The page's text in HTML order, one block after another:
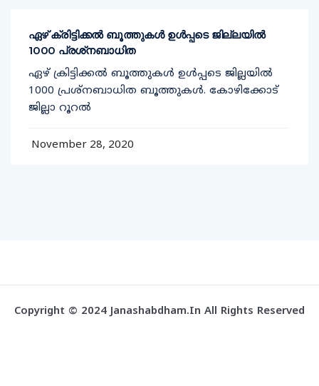
ഏഴ് ക്രിട്ടിക്കല്‍ ബൂത്തുകള്‍ ഉള്‍പ്പടെ ജില്ലയില്‍
1000 പ്രശ്‌നബാധിത
ഏഴ് ക്രിട്ടിക്കല്‍ ബൂത്തുകള്‍ ഉള്‍പ്പടെ ജില്ലയില്‍
1000 പ്രശ്‌നബാധിത ബൂത്തുകള്‍. കോഴിക്കോട്
ജില്ലാ റൂറല്‍
November 28, 2020
Copyright © 2024 Janashabdham.in All Rights Reserved